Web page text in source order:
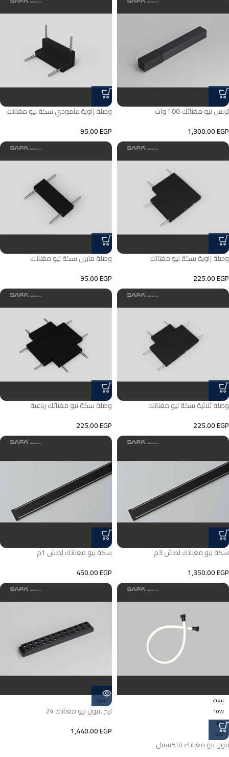
ترنس نيو مغناتك 100 وات
1,300.00EGP
وصلة زاوية عامودي سكة نيو مغناتك
95.00EGP
وصلة زاوية سكة نيو مغناتك
225.00EGP
وصلة مابين سكة نيو مغناتك
95.00EGP
وصلة ثلاثية سكة نيو مغناتك
225.00EGP
وصلة سكة نيو مغناتك رباعية
225.00EGP
سكة نيو مغناتك لطش 3م
1,350.00EGP
سكة نيو مغناتك لطش 1م
450.00EGP
بيعت
10W
15W
5W
نيون نيو مغناتك فلكسيبل
بيعت
لينر عيون نيو مغناتك 24
1,440.00EGP